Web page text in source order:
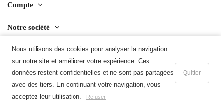
Nous utilisons des cookies pour analyser la navigation
sur notre site et améliorer votre expérience. Ces
données restent confidentielles et ne sont pas partagées
avec des tiers. En continuant votre navigation, vous
acceptez leur utilisation.
Refuser
Quitter
Ajouter au panier
Compte
Notre société
Contact us
Télécharger l'application mobile